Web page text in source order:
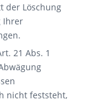
der Löschung
Ihrer
21 Abs. 1
nicht feststeht,